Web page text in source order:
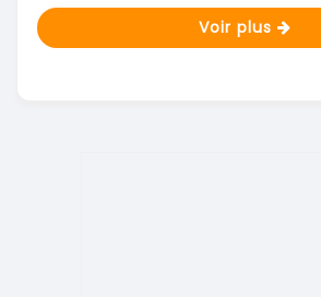
Voir plus